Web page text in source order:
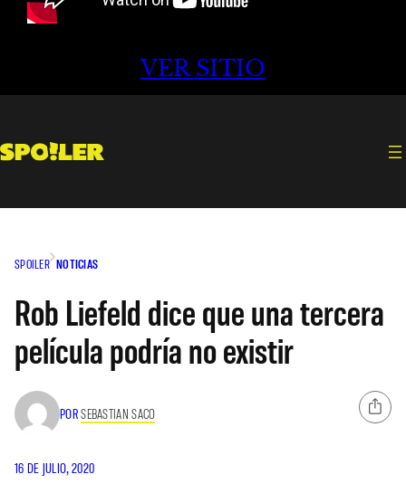
VER SITIO
SPOILER NOTICIAS
Rob Liefeld dice que una tercera
película podría no existir
PORSEBASTIAN SACO
16 DE JULIO, 2020